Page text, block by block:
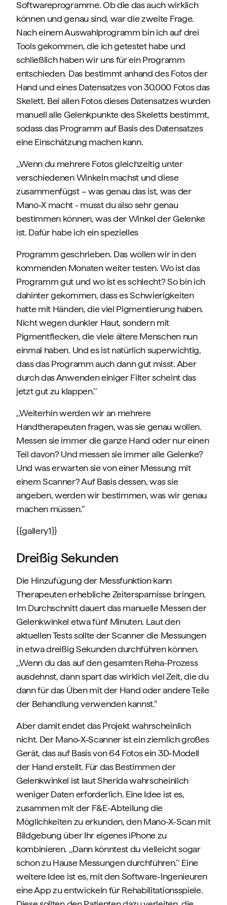
Softwareprogramme. Ob die das auch wirklich
können und genau sind, war die zweite Frage.
Nach einem Auswahlprogramm bin ich auf drei
Tools gekommen, die ich getestet habe und
schließlich haben wir uns für ein Programm
entschieden. Das bestimmt anhand des Fotos der
Hand und eines Datensatzes von 30.000 Fotos das
Skelett. Bei allen Fotos dieses Datensatzes wurden
manuell alle Gelenkpunkte des Skeletts bestimmt,
sodass das Programm auf Basis des Datensatzes
eine Einschätzung machen kann.
,,Wenn du mehrere Fotos gleichzeitig unter
verschiedenen Winkeln machst und diese
zusammenfügst – was genau das ist, was der
Mano-X macht - musst du also sehr genau
bestimmen können, was der Winkel der Gelenke
ist. Dafür habe ich ein spezielles
Programm geschrieben. Das wollen wir in den
kommenden Monaten weiter testen. Wo ist das
Programm gut und wo ist es schlecht? So bin ich
dahinter gekommen, dass es Schwierigkeiten
hatte mit Händen, die viel Pigmentierung haben.
Nicht wegen dunkler Haut, sondern mit
Pigmentflecken, die viele ältere Menschen nun
einmal haben. Und es ist natürlich superwichtig,
dass das Programm auch dann gut misst. Aber
durch das Anwenden einiger Filter scheint das
jetzt gut zu klappen.‘‘
,,Weiterhin werden wir an mehrere
Handtherapeuten fragen, was sie genau wollen.
Messen sie immer die ganze Hand oder nur einen
Teil davon? Und messen sie immer alle Gelenke?
Und was erwarten sie von einer Messung mit
einem Scanner? Auf Basis dessen, was sie
angeben, werden wir bestimmen, was wir genau
machen müssen.‘‘
{{gallery1}}
Dreißig Sekunden
Die Hinzufügung der Messfunktion kann
Therapeuten erhebliche Zeitersparnisse bringen.
Im Durchschnitt dauert das manuelle Messen der
Gelenkwinkel etwa fünf Minuten. Laut den
aktuellen Tests sollte der Scanner die Messungen
in etwa dreißig Sekunden durchführen können.
,,Wenn du das auf den gesamten Reha-Prozess
ausdehnst, dann spart das wirklich viel Zeit, die du
dann für das Üben mit der Hand oder andere Teile
der Behandlung verwenden kannst.‘‘
Aber damit endet das Projekt wahrscheinlich
nicht. Der Mano-X-Scanner ist ein ziemlich großes
Gerät, das auf Basis von 64 Fotos ein 3D-Modell
der Hand erstellt. Für das Bestimmen der
Gelenkwinkel ist laut Sherida wahrscheinlich
weniger Daten erforderlich. Eine Idee ist es,
zusammen mit der F&E-Abteilung die
Möglichkeiten zu erkunden, den Mano-X-Scan mit
Bildgebung über Ihr eigenes iPhone zu
kombinieren. ,,Dann könntest du vielleicht sogar
schon zu Hause Messungen durchführen.‘‘ Eine
weitere Idee ist es, mit den Software-Ingenieuren
eine App zu entwickeln für Rehabilitationsspiele.